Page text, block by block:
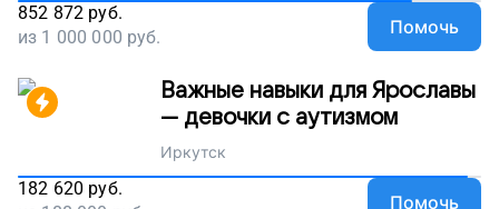
852 872 руб.
из 1 000 000 руб. Помочь
Важные навыки для Ярославы
— девочки с аутизмом
Иркутск
182 620 руб.
Помочь